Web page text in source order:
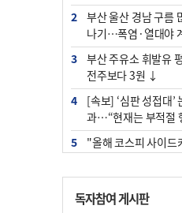
2
부산 울산 경남 구름
나기…폭염·열대야
3
부산 주유소 휘발유
전주보다 3원 ↓
4
[속보] ‘심판 성접대’
과…“현재는 부적절
5
"올해 코스피 사이드
군사기밀 유출자 색출
독자참여 게시판